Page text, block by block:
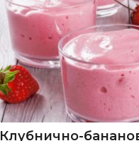
Клубнично-